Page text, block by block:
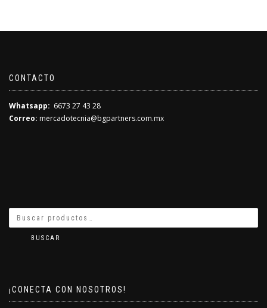
CONTACTO
Whatsapp: 6673 27 43 28
Correo: mercadotecnia@bgpartners.com.mx
BUSCAR
¡CONECTA CON NOSOTROS!